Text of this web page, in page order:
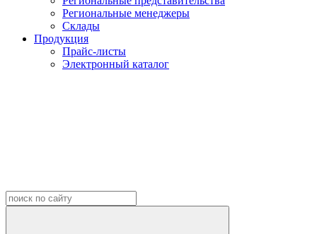
Региональные менеджеры
Склады
Продукция
Прайс-листы
Электронный каталог